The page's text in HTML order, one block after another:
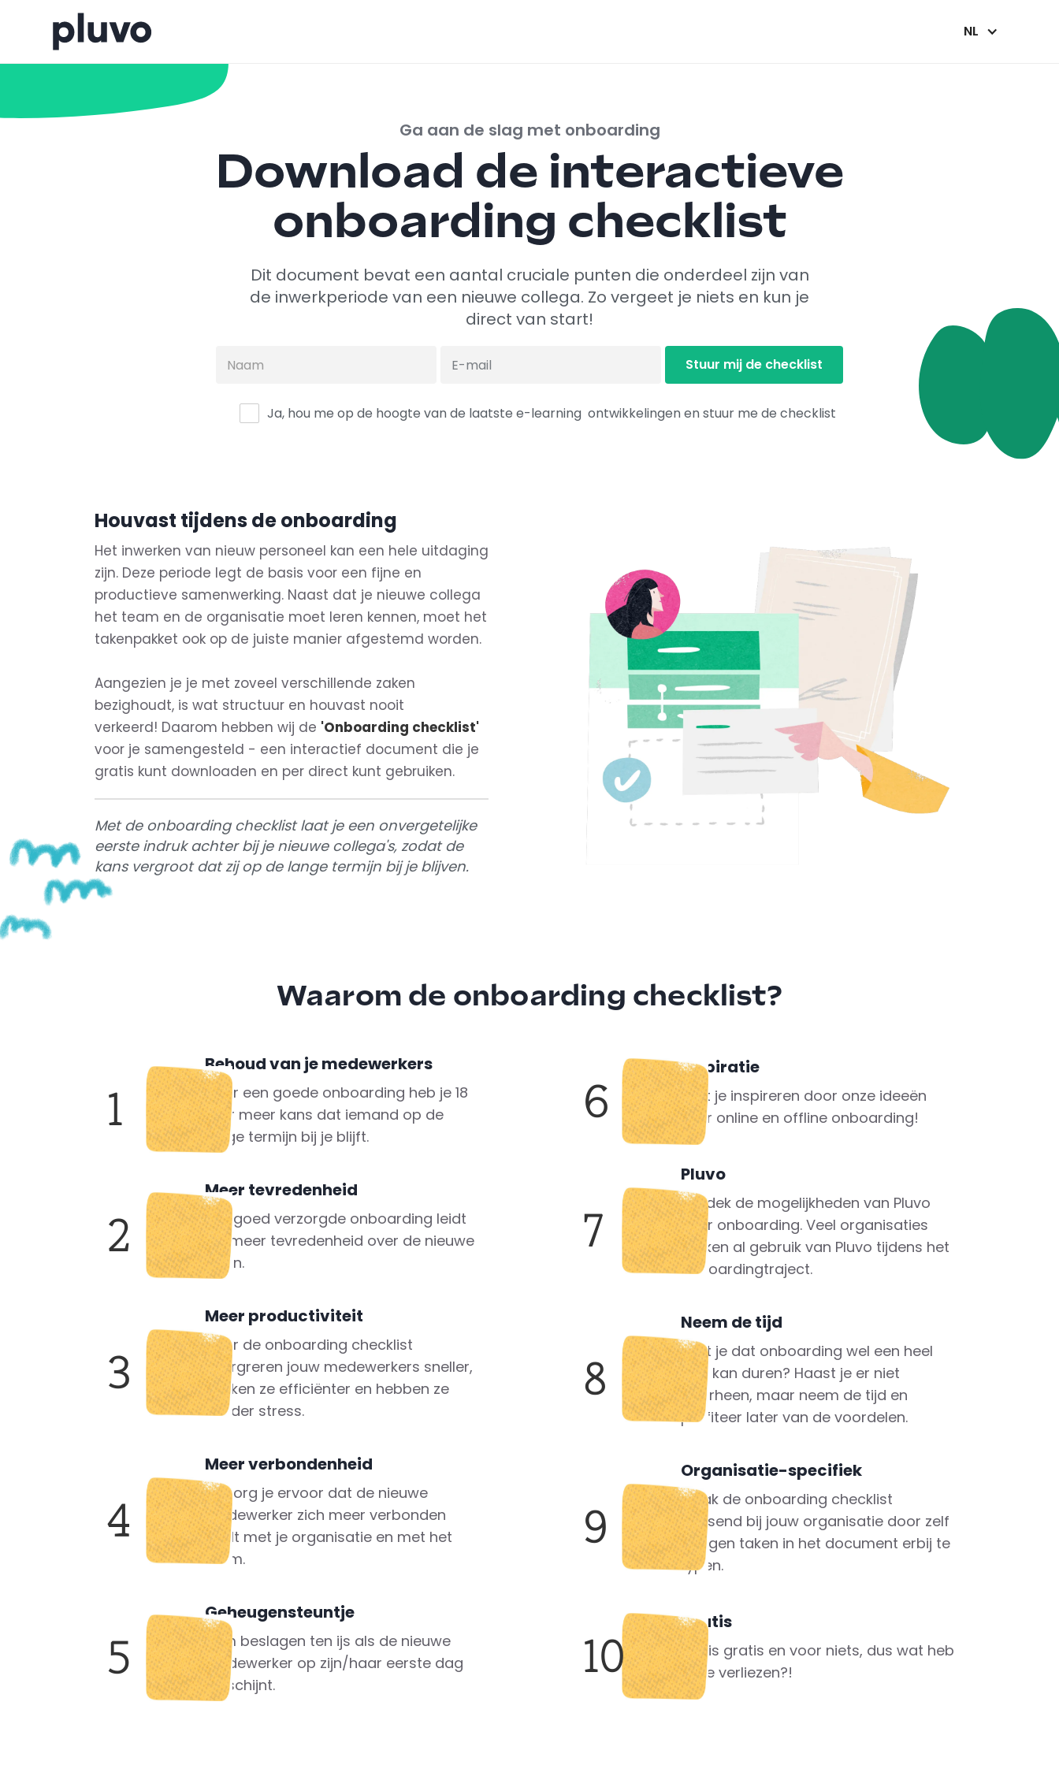
NL
Ga aan de slag met onboarding
Download de interactieve
onboarding checklist
Dit document bevat een aantal cruciale punten die onderdeel zijn van
de inwerkperiode van een nieuwe collega. Zo vergeet je niets en kun je
direct van start!
Ja, hou me op de hoogte van de laatste e-learning ontwikkelingen en stuur me de checklist
Houvast tijdens de onboarding
Het inwerken van nieuw personeel kan een hele uitdaging
zijn. Deze periode legt de basis voor een fijne en
productieve samenwerking. Naast dat je nieuwe collega
het team en de organisatie moet leren kennen, moet het
takenpakket ook op de juiste manier afgestemd worden.
Aangezien je je met zoveel verschillende zaken
bezighoudt, is wat structuur en houvast nooit
verkeerd! Daarom hebben wij de 'Onboarding checklist'
voor je samengesteld - een interactief document die je
gratis kunt downloaden en per direct kunt gebruiken.
Met de onboarding checklist laat je een onvergetelijke
eerste indruk achter bij je nieuwe collega's, zodat de
kans vergroot dat zij op de lange termijn bij je blijven.
Waarom de onboarding checklist?
1
Behoud van je medewerkers
Door een goede onboarding heb je 18
keer meer kans dat iemand op de
lange termijn bij je blijft.
2
Meer tevredenheid
Een goed verzorgde onboarding leidt
tot meer tevredenheid over de nieuwe
baan.
3
Meer productiviteit
Door de onboarding checklist
intergreren jouw medewerkers sneller,
werken ze efficiënter en hebben ze
minder stress.
4
Meer verbondenheid
Zo zorg je ervoor dat de nieuwe
medewerker zich meer verbonden
voelt met je organisatie en met het
team.
5
Geheugensteuntje
Kom beslagen ten ijs als de nieuwe
medewerker op zijn/haar eerste dag
verschijnt.
6
Inspiratie
Laat je inspireren door onze ideeën
over online en offline onboarding!
7
Pluvo
Ontdek de mogelijkheden van Pluvo
voor onboarding. Veel organisaties
maken al gebruik van Pluvo tijdens het
onboardingtraject.
8
Neem de tijd
Wist je dat onboarding wel een heel
jaar kan duren? Haast je er niet
doorheen, maar neem de tijd en
profiteer later van de voordelen.
9
Organisatie-specifiek
Maak de onboarding checklist
passend bij jouw organisatie door zelf
je eigen taken in het document erbij te
typen.
10
Gratis
Het is gratis en voor niets, dus wat heb
je te verliezen?!